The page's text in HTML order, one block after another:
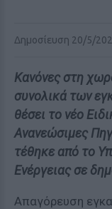
Δημοσίευση 20/5/
Κανόνες στη
συνολικά των
θέσει το νέο
Ανανεώσιμες
τέθηκε από το
Ενέργειας σε
Απαγόρευση